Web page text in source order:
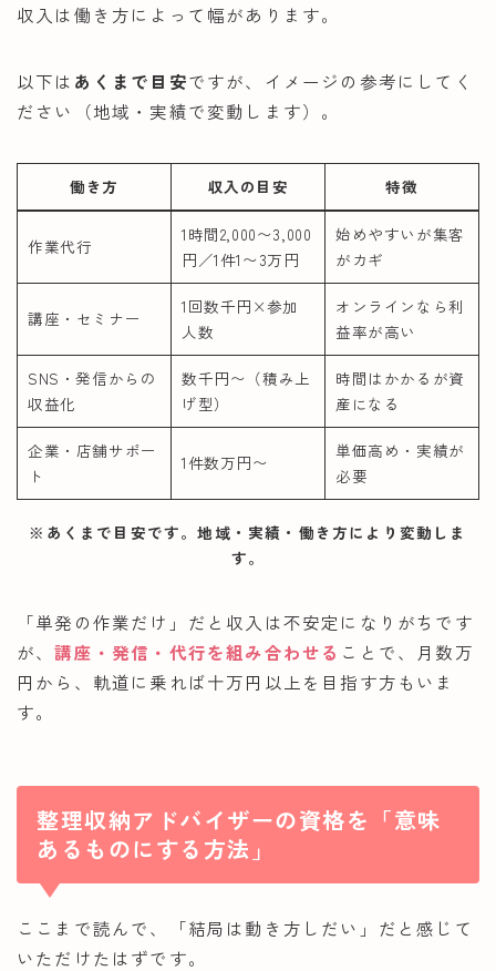
収入は働き方によって幅があります。
以下は あくまで目安ですが、イメージの参考にしてく
ださい（地域・実績で変動します）。
働き方 収入の目安 特徴
作業代行
1時間2,000〜3,000
円／1件1〜3万円
始めやすいが集客
がカギ
講座・セミナー
1回数千円×参加
人数
オンラインなら利
益率が高い
SNS・発信からの
収益化
数千円〜（積み上
げ型）
時間はかかるが資
産になる
企業・店舗サポー
ト
1件数万円〜
単価高め・実績が
必要
※あくまで目安です。地域・実績・働き方により変動しま
す。
「単発の作業だけ」だと収入は不安定になりがちです
が、講座・発信・代行を組み合わせる ことで、月数万
円から、軌道に乗れば十万円以上を目指す方もいま
す。
整理収納アドバイザーの資格を「意味
あるものにする方法」
ここまで読んで、「結局は動き方しだい」だと感じて
いただけたはずです。